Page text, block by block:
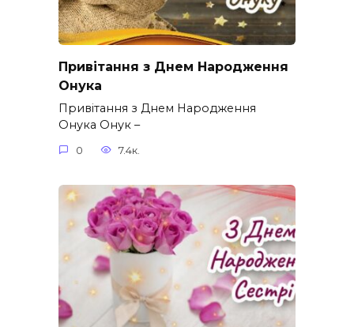
Привітання з Днем Народження
Онука
Привітання з Днем Народження
Онука Онук –
0 7.4к.